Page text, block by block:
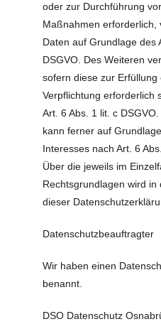
oder zur Durchführung
Maßnahmen erforderlich,
Daten auf Grundlage des
DSGVO. Des Weiteren
sofern diese zur Erfüllung
Verpflichtung erforderlich
Art. 6 Abs. 1 lit. c
kann ferner auf
Interesses nach Art. 6
Über die jeweils im
Rechtsgrundlagen wird in
dieser
Datenschutz­beauftragter
Wir haben einen
benannt.
DSO Datenschutz